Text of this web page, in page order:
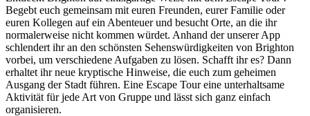
Begebt euch gemeinsam mit euren Freunden, eurer Familie oder
euren Kollegen auf ein Abenteuer und besucht Orte, an die ihr
normalerweise nicht kommen würdet. Anhand der unserer App
schlendert ihr an den schönsten Sehenswürdigkeiten von Brighton
vorbei, um verschiedene Aufgaben zu lösen. Schafft ihr es? Dann
erhaltet ihr neue kryptische Hinweise, die euch zum geheimen
Ausgang der Stadt führen. Eine Escape Tour eine unterhaltsame
Aktivität für jede Art von Gruppe und lässt sich ganz einfach
organisieren.